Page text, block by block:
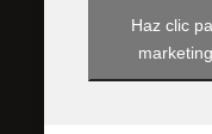
Haz clic